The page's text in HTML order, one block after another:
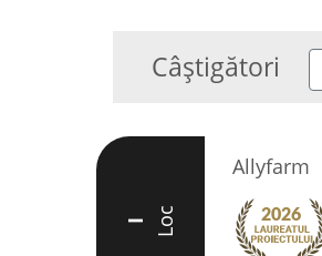
Câștigători
I Loc
Allyfarm